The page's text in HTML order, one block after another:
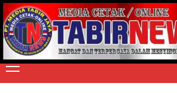
Skip
to
content
TERPERCAYA
Primary
Menu